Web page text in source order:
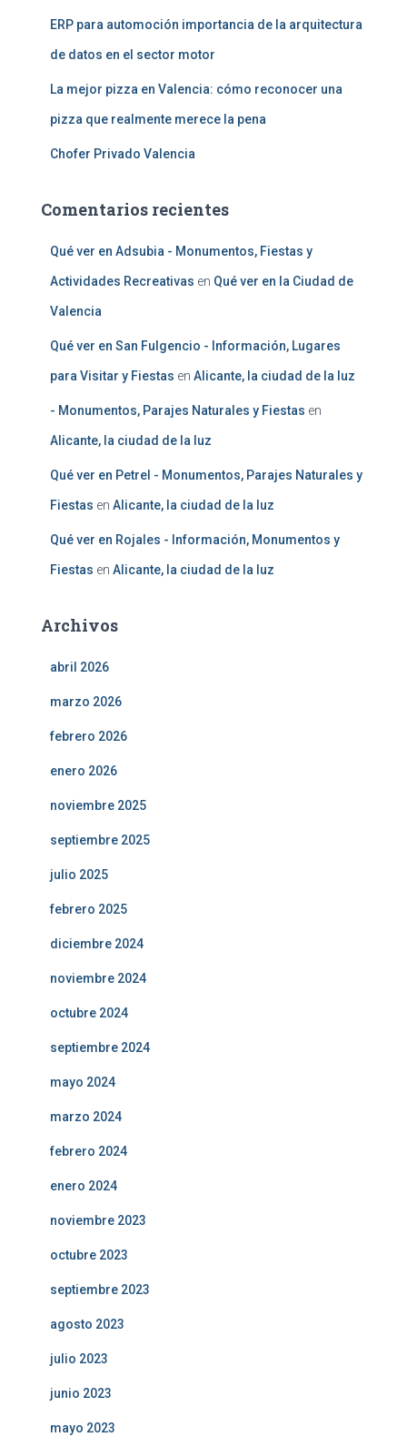
ERP para automoción importancia de la arquitectura
de datos en el sector motor
La mejor pizza en Valencia: cómo reconocer una
pizza que realmente merece la pena
Chofer Privado Valencia
Comentarios recientes
Qué ver en Adsubia - Monumentos, Fiestas y
Actividades Recreativas en Qué ver en la Ciudad de
Valencia
Qué ver en San Fulgencio - Información, Lugares
para Visitar y Fiestas en Alicante, la ciudad de la luz
- Monumentos, Parajes Naturales y Fiestas en
Alicante, la ciudad de la luz
Qué ver en Petrel - Monumentos, Parajes Naturales y
Fiestas en Alicante, la ciudad de la luz
Qué ver en Rojales - Información, Monumentos y
Fiestas en Alicante, la ciudad de la luz
Archivos
abril 2026
marzo 2026
febrero 2026
enero 2026
noviembre 2025
septiembre 2025
julio 2025
febrero 2025
diciembre 2024
noviembre 2024
octubre 2024
septiembre 2024
mayo 2024
marzo 2024
febrero 2024
enero 2024
noviembre 2023
octubre 2023
septiembre 2023
agosto 2023
julio 2023
junio 2023
mayo 2023